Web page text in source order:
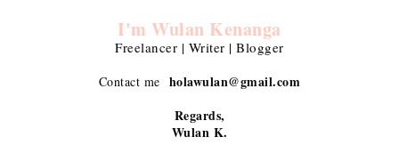
I'm Wulan Kenanga
Freelancer | Writer | Blogger
Contact me holawulan@gmail.com
Regards,
Wulan K.